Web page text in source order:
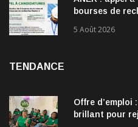
bourses de
5 Août 2026
TENDANCE
Offre d’emploi
brillant pour